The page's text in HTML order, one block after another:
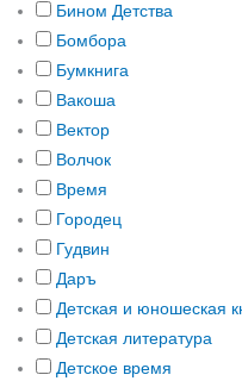
Бином Детства
Бомбора
Бумкнига
Вакоша
Вектор
Волчок
Время
Городец
Гудвин
Даръ
Детская и юношеская
Детская литература
Детское время